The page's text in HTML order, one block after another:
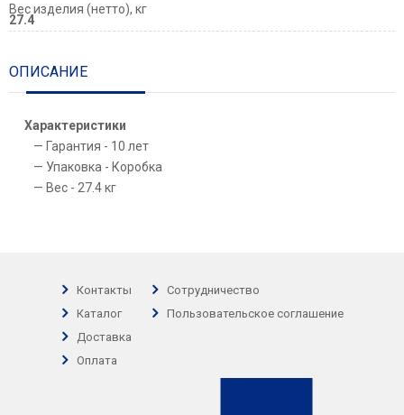
Вес изделия (нетто), кг
27.4
ОПИСАНИЕ
Характеристики
Гарантия - 10 лет
Упаковка - Коробка
Вес - 27.4 кг
Контакты
Каталог
Доставка
Оплата
Сотрудничество
Пользовательское соглашение